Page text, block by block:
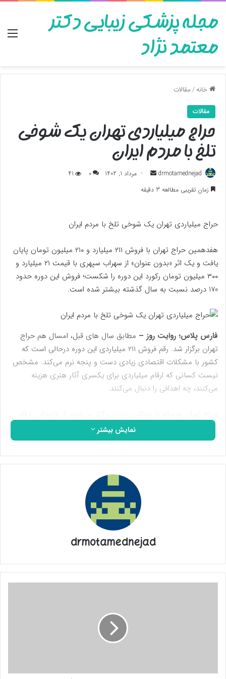
مجله پزشکی زیبایی دکتر
معتمد نژاد
خانه/مقالات
مقالات
حراج میلیاردی تهران یک شوخی
تلخ با مردم ایران
drmotamednejad
ارسال
به
مرداد 1, 1402 0
41
زمان تقریبی مطالعه 3 دقیقه
حراج میلیاردی تهران یک شوخی تلخ با مردم ایران
هفدهمین حراج تهران با فروش ۲۱۱ میلیارد و ۲۱۰ میلیون تومان پایان
یافت و یک اثر «بدون عنوان» از سهراب سپهری با قیمت ۲۱ میلیارد و
۳۰۰ میلیون تومان رکورد این دوره را شکست؛ فروش این دوره حدود
170 درصد نسبت به سال گذشته بیشتر شده است.
فارس پلاس؛ روایت روز – مطابق سال های قبل،‌ امسال هم حراج
تهران برگزار شد. رقم فروش ۲۱۱ میلیاردی این دوره درحالی است که
کشور با مشکلات اقتصادی زیادی دست و پنجه نرم می‌کند. مشخص
نیست کسانی که ارقام میلیاردی برای یکسری آثار هنری هزینه
می‌کنند، چه اهدافی را دنبال می‌کنند.
میلیاردی تا پنهان بودن مشخصات خریداران و حضور برخی افراد
مسئله دار و … . برخی معتقدند این حراج ها راهی برای پول‌شویی
است. افزایش بیش از پیش آثار و پیشنهادهای عمدتا میلیاردی
خریداران برای این آثار، این شائبه را نسبت به حراج تهران تقویت
درصد افزایش پیدا کرده است.
در ادامه برخی از آثار میلیاردی ارائه شده در حراج تهران را مشاهده
اثر هنری فروش رفته به قیمت 5 میلیارد و 300 میلیون تومان
نمایش بیشتر
drmotamednejad